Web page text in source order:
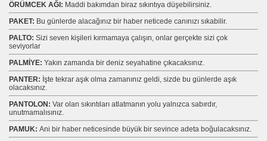
ÖRÜMCEK AĞI: Maddi bakımdan biraz sıkıntıya düşebilirsiniz.
PAKET: Bu günlerde alacağınız bir haber neticede canınızı sıkabilir.
PALTO: Sizi seven kişileri kırmamaya çalışın, onlar gerçekte sizi çok
seviyorlar
PALMİYE: Yakın zamanda bir deniz seyahatine çıkacaksınız.
PANTER: İşte tekrar aşık olma zamanınız geldi, sizde bu günlerde aşık
olacaksınız.
PANTOLON: Var olan sıkıntıları atlatmanın yolu yalnızca sabırdır,
unutmamalısınız.
PAMUK: Ani bir haber neticesinde büyük bir sevince adeta boğulacaksınız.